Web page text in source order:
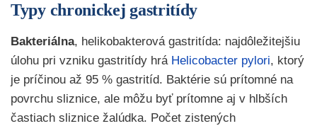
Typy chronickej gastritídy
Bakteriálna, helikobakterová gastritída: najdôležitejšiu
úlohu pri vzniku gastritídy hrá Helicobacter pylori, ktorý
je príčinou až 95 % gastritíd. Baktérie sú prítomné na
povrchu sliznice, ale môžu byť prítomne aj v hlbších
častiach sliznice žalúdka. Počet zistených